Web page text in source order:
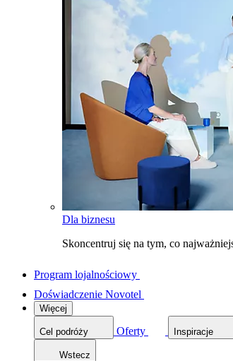
Dla biznesu
Skoncentruj się na tym, co
Program lojalnościowy
Doświadczenie Novotel
Więcej
Cel podróży Oferty Inspiracje
Wstecz